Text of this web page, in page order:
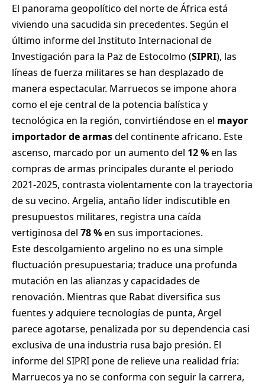
El panorama geopolítico del norte de África está
viviendo una sacudida sin precedentes. Según el
último informe del Instituto Internacional de
Investigación para la Paz de Estocolmo (SIPRI), las
líneas de fuerza militares se han desplazado de
manera espectacular. Marruecos se impone ahora
como el eje central de la potencia balística y
tecnológica en la región, convirtiéndose en el mayor
importador de armasdel continente africano. Este
ascenso, marcado por un aumento del 12 %en las
compras de armas principales durante el periodo
2021-2025, contrasta violentamente con la trayectoria
de su vecino. Argelia, antaño líder indiscutible en
presupuestos militares, registra una caída
vertiginosa del 78 %en sus importaciones.
Este descolgamiento argelino no es una simple
fluctuación presupuestaria; traduce una profunda
mutación en las alianzas y capacidades de
renovación. Mientras que Rabat diversifica sus
fuentes y adquiere tecnologías de punta, Argel
parece agotarse, penalizada por su dependencia casi
exclusiva de una industria rusa bajo presión. El
informe del SIPRI pone de relieve una realidad fría:
Marruecos ya no se conforma con seguir la carrera,